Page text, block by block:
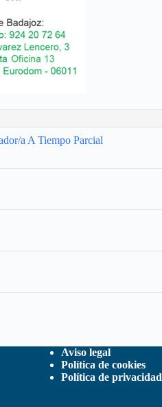
a A Tiempo Parcial
Aviso legal
Política de cookies
Política de privacidad